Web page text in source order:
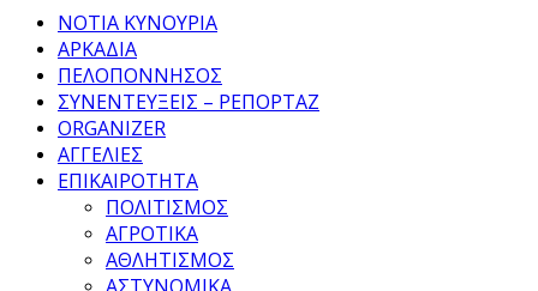
ΝΟΤΙΑ ΚΥΝΟΥΡΙΑ
ΑΡΚΑΔΙΑ
ΠΕΛΟΠΟΝΝΗΣΟΣ
ΣΥΝΕΝΤΕΥΞΕΙΣ – ΡΕΠΟΡΤΑΖ
ORGANIZER
ΑΓΓΕΛΙΕΣ
ΕΠΙΚΑΙΡΟΤΗΤΑ
ΠΟΛΙΤΙΣΜΟΣ
ΑΓΡΟΤΙΚΑ
ΑΘΛΗΤΙΣΜΟΣ